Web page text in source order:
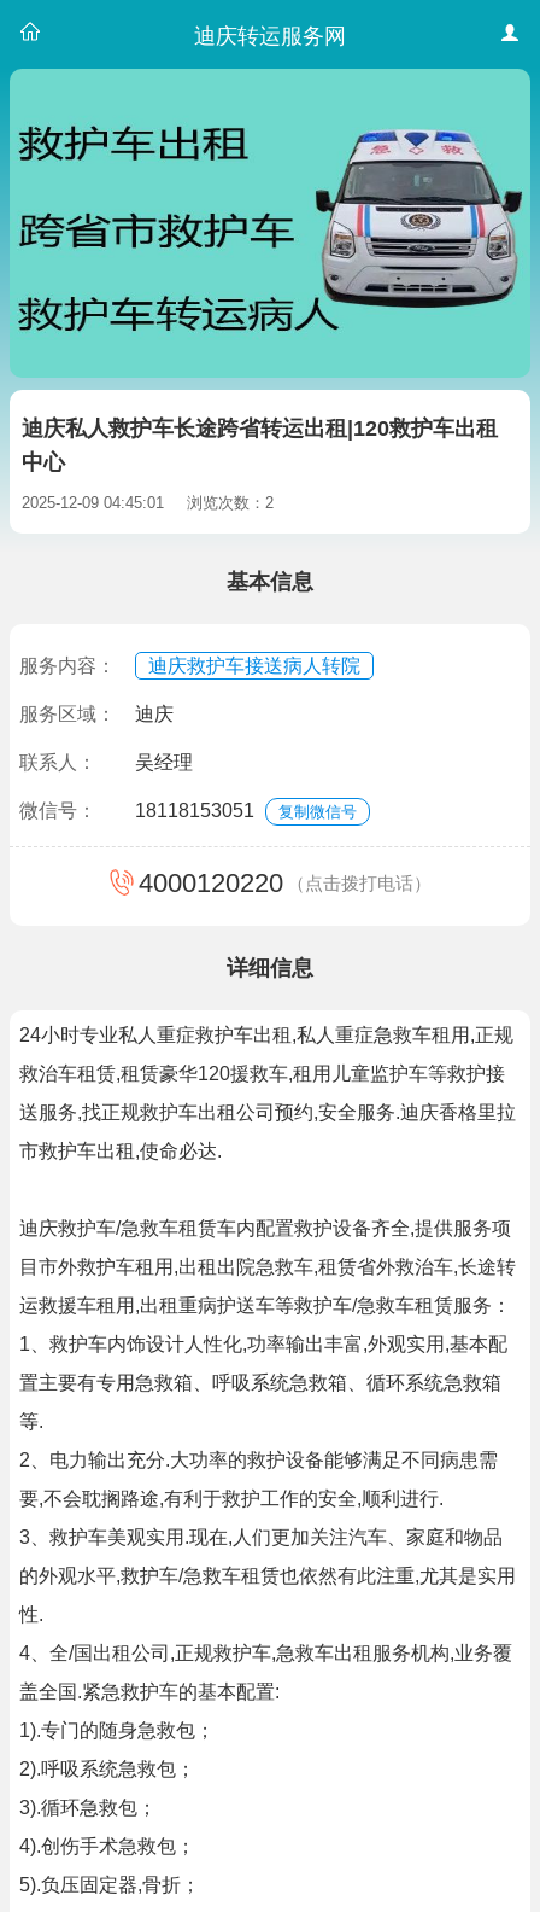
迪庆转运服务网
迪庆私人救护车长途跨省转运出租|120救护车出租
中心
2025-12-09 04:45:01 浏览次数：2
基本信息
服务内容： 迪庆救护车接送病人转院
服务区域： 迪庆
联系人： 吴经理
微信号： 18118153051 复制微信号
4000120220 （点击拨打电话）
详细信息
24小时专业私人重症救护车出租,私人重症急救车租用,正规
救治车租赁,租赁豪华120援救车,租用儿童监护车等救护接
送服务,找正规救护车出租公司预约,安全服务.迪庆香格里拉
市救护车出租,使命必达.
迪庆救护车/急救车租赁车内配置救护设备齐全,提供服务项
目市外救护车租用,出租出院急救车,租赁省外救治车,长途转
运救援车租用,出租重病护送车等救护车/急救车租赁服务：
1、救护车内饰设计人性化,功率输出丰富,外观实用,基本配
置主要有专用急救箱、呼吸系统急救箱、循环系统急救箱
等.
2、电力输出充分.大功率的救护设备能够满足不同病患需
要,不会耽搁路途,有利于救护工作的安全,顺利进行.
3、救护车美观实用.现在,人们更加关注汽车、家庭和物品
的外观水平,救护车/急救车租赁也依然有此注重,尤其是实用
性.
4、全/国出租公司,正规救护车,急救车出租服务机构,业务覆
盖全国.紧急救护车的基本配置:
1).专门的随身急救包；
2).呼吸系统急救包；
3).循环急救包；
4).创伤手术急救包；
5).负压固定器,骨折；